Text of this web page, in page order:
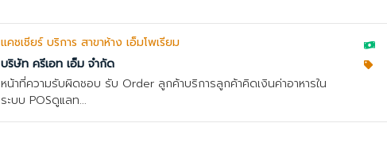
แคชเชียร์ บริการ สาขาห้าง เอ็มโพเรียม
บริษัท ครีเอท เอ็ม จำกัด
หน้าที่ความรับผิดชอบ รับ Order ลูกค้าบริการลูกค้าคิดเงินค่าอาหารใน
ระบบ POSดูแลท...